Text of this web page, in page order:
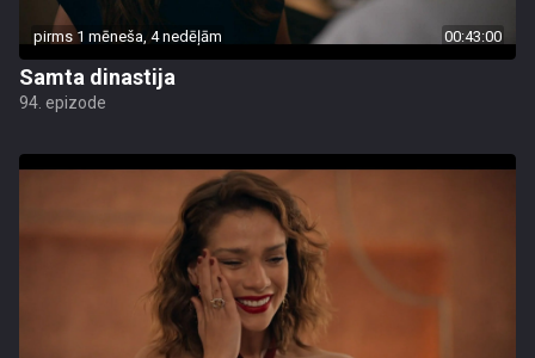
pirms 1 mēneša, 4 nedēļām 00:43:00
Samta dinastija
94. epizode